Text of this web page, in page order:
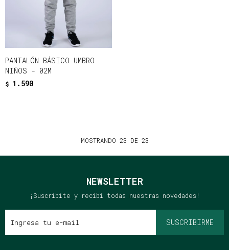
PANTALÓN BÁSICO UMBRO
NIÑOS - 02M
$ 1.590
MOSTRANDO 23 DE 23
NEWSLETTER
¡Suscribite y recibí todas nuestras novedades!
SUSCRIBIRME